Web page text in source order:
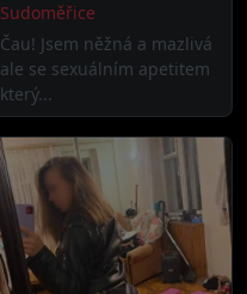
Sudoměřice
Čau! Jsem něžná a mazlivá
ale se sexuálním apetitem
který...